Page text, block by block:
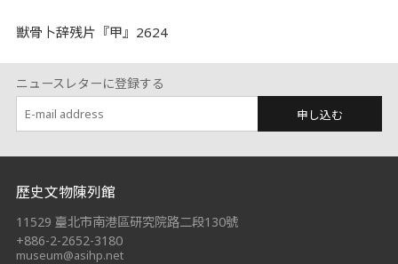
獣骨卜辞残片『甲』2624
ニュースレターに登録する
申し込む
:::
歷史文物陳列館
11529 臺北市南港區研究院路二段130號
+886-2-2652-3180
museum@asihp.net